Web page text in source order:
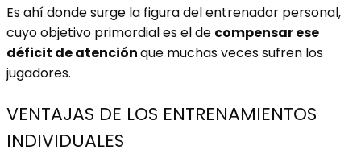
Es ahí donde surge la figura del entrenador personal,
cuyo objetivo primordial es el de compensar ese
déficit de atenciónque muchas veces sufren los
jugadores.
VENTAJAS DE LOS ENTRENAMIENTOS
INDIVIDUALES